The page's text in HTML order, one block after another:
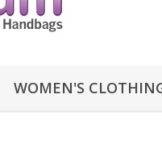
WOMEN'S